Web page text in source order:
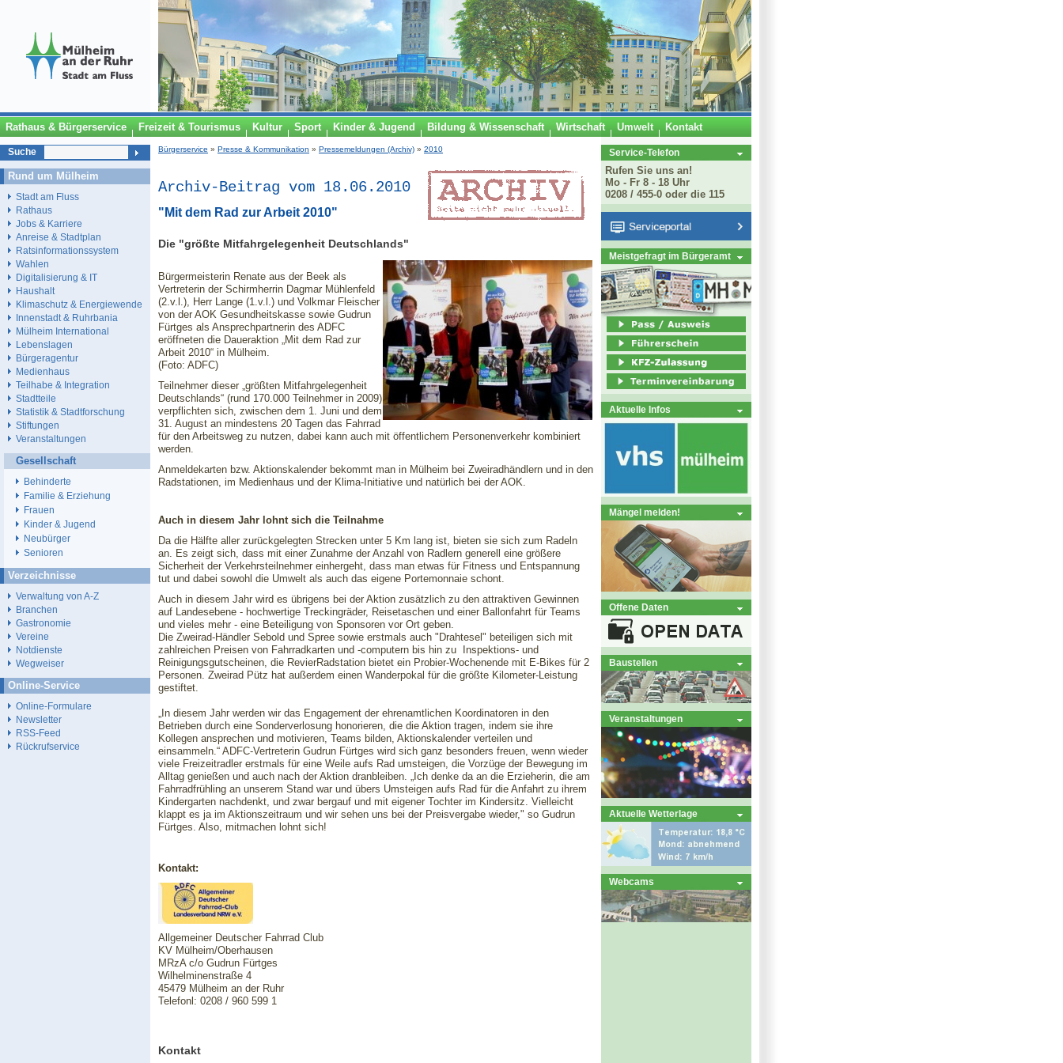
Rathaus & Bürgerservice Freizeit & Tourismus Kultur Sport Kinder & Jugend Bildung & Wissenschaft Wirtschaft Umwelt Kontakt
Bürgerservice » Presse & Kommunikation » Pressemeldungen (Archiv) » 2010
Archiv-Beitrag vom 18.06.2010
"Mit dem Rad zur Arbeit 2010"
Die "größte Mitfahrgelegenheit Deutschlands"
Bürgermeisterin Renate aus der Beek als
Vertreterin der Schirmherrin Dagmar Mühlenfeld
(2.v.l.), Herr Lange (1.v.l.) und Volkmar Fleischer
von der AOK Gesundheitskasse sowie Gudrun
Fürtges als Ansprechpartnerin des ADFC
eröffneten die Daueraktion „Mit dem Rad zur
Arbeit 2010“ in Mülheim.
(Foto: ADFC)
Teilnehmer dieser „größten Mitfahrgelegenheit
Deutschlands“ (rund 170.000 Teilnehmer in 2009)
verpflichten sich, zwischen dem 1. Juni und dem
31. August an mindestens 20 Tagen das Fahrrad
für den Arbeitsweg zu nutzen, dabei kann auch mit öffentlichem Personenverkehr kombiniert
werden.
Anmeldekarten bzw. Aktionskalender bekommt man in Mülheim bei Zweiradhändlern und in den
Radstationen, im Medienhaus und der Klima-Initiative und natürlich bei der AOK.
Auch in diesem Jahr lohnt sich die Teilnahme
Da die Hälfte aller zurückgelegten Strecken unter 5 Km lang ist, bieten sie sich zum Radeln
an. Es zeigt sich, dass mit einer Zunahme der Anzahl von Radlern generell eine größere
Sicherheit der Verkehrsteilnehmer einhergeht, dass man etwas für Fitness und Entspannung
tut und dabei sowohl die Umwelt als auch das eigene Portemonnaie schont.
Auch in diesem Jahr wird es übrigens bei der Aktion zusätzlich zu den attraktiven Gewinnen
auf Landesebene - hochwertige Treckingräder, Reisetaschen und einer Ballonfahrt für Teams
und vieles mehr - eine Beteiligung von Sponsoren vor Ort geben.
Die Zweirad-Händler Sebold und Spree sowie erstmals auch "Drahtesel" beteiligen sich mit
zahlreichen Preisen von Fahrradkarten und -computern bis hin zu Inspektions- und
Reinigungsgutscheinen, die RevierRadstation bietet ein Probier-Wochenende mit E-Bikes für 2
Personen. Zweirad Pütz hat außerdem einen Wanderpokal für die größte Kilometer-Leistung
gestiftet.
„In diesem Jahr werden wir das Engagement der ehrenamtlichen Koordinatoren in den
Betrieben durch eine Sonderverlosung honorieren, die die Aktion tragen, indem sie ihre
Kollegen ansprechen und motivieren, Teams bilden, Aktionskalender verteilen und
einsammeln.“ ADFC-Vertreterin Gudrun Fürtges wird sich ganz besonders freuen, wenn wieder
viele Freizeitradler erstmals für eine Weile aufs Rad umsteigen, die Vorzüge der Bewegung im
Alltag genießen und auch nach der Aktion dranbleiben. „Ich denke da an die Erzieherin, die am
Fahrradfrühling an unserem Stand war und übers Umsteigen aufs Rad für die Anfahrt zu ihrem
Kindergarten nachdenkt, und zwar bergauf und mit eigener Tochter im Kindersitz. Vielleicht
klappt es ja im Aktionszeitraum und wir sehen uns bei der Preisvergabe wieder," so Gudrun
Fürtges. Also, mitmachen lohnt sich!
Kontakt:
Allgemeiner Deutscher Fahrrad Club
KV Mülheim/Oberhausen
MRzA c/o Gudrun Fürtges
Wilhelminenstraße 4
45479 Mülheim an der Ruhr
Telefonl: 0208 / 960 599 1
Kontakt
Service-Telefon
Rufen Sie uns an!
Mo - Fr 8 - 18 Uhr
0208 / 455-0 oder die 115
Meistgefragt im Bürgeramt
Aktuelle Infos
Mängel melden!
Offene Daten
Baustellen
Veranstaltungen
Aktuelle Wetterlage
Webcams
Suche
Rund um Mülheim
Stadt am Fluss
Rathaus
Jobs & Karriere
Anreise & Stadtplan
Ratsinformationssystem
Wahlen
Digitalisierung & IT
Haushalt
Klimaschutz & Energiewende
Innenstadt & Ruhrbania
Mülheim International
Lebenslagen
Bürgeragentur
Medienhaus
Teilhabe & Integration
Stadtteile
Statistik & Stadtforschung
Stiftungen
Veranstaltungen
Gesellschaft
Behinderte
Familie & Erziehung
Frauen
Kinder & Jugend
Neubürger
Senioren
Verzeichnisse
Verwaltung von A-Z
Branchen
Gastronomie
Vereine
Notdienste
Wegweiser
Online-Service
Online-Formulare
Newsletter
RSS-Feed
Rückrufservice